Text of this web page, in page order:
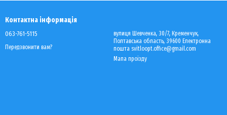
Контактна інформація
063-761-5115
Передзвонити вам?
вулиця Шевченка, 30/7, Кременчук,
Полтавська область, 39600 Електронна
пошта svitloopt.office@gmail.com
Мапа проїзду